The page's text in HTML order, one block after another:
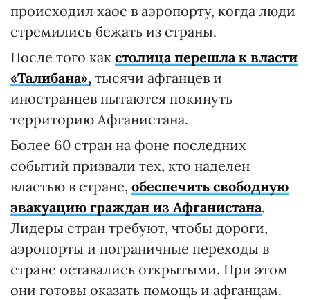
происходил хаос в аэропорту, когда люди
стремились бежать из страны.
После того как столица перешла к власти
«Талибана», тысячи афганцев и
иностранцев пытаются покинуть
территорию Афганистана.
Более 60 стран на фоне последних
событий призвали тех, кто наделен
властью в стране, обеспечить свободную
эвакуацию граждан из Афганистана.
Лидеры стран требуют, чтобы дороги,
аэропорты и пограничные переходы в
стране оставались открытыми. При этом
они готовы оказать помощь и афганцам.